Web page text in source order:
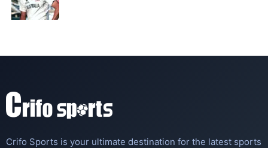
Crifo Sports is your ultimate destination for the latest sports